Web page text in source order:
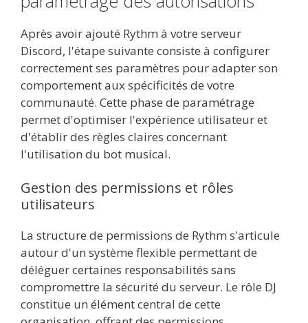
Après avoir ajouté Rythm à votre serveur
Discord, l'étape suivante consiste à configurer
correctement ses paramètres pour adapter son
comportement aux spécificités de votre
communauté. Cette phase de paramétrage
permet d'optimiser l'expérience utilisateur et
d'établir des règles claires concernant
l'utilisation du bot musical.
Gestion des permissions et rôles
utilisateurs
La structure de permissions de Rythm s'articule
autour d'un système flexible permettant de
déléguer certaines responsabilités sans
compromettre la sécurité du serveur. Le rôle DJ
constitue un élément central de cette